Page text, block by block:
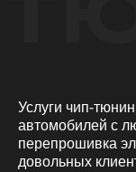
Услуги чип-
автомобилей с
перепрошивка
довольных